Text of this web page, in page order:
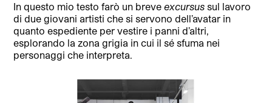
In questo mio testo farò un breveexcursus sul lavoro
di due giovani artisti che si servono dell’avatar in
quanto espediente per vestire i panni d’altri,
esplorando la zona grigia in cui il sé sfuma nei
personaggi che interpreta.